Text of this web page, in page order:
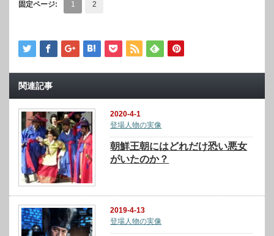
固定ページ: 1 2
関連記事
2020-4-1
登場人物の実像
朝鮮王朝にはどれだけ恐い悪女
がいたのか？
2019-4-13
登場人物の実像